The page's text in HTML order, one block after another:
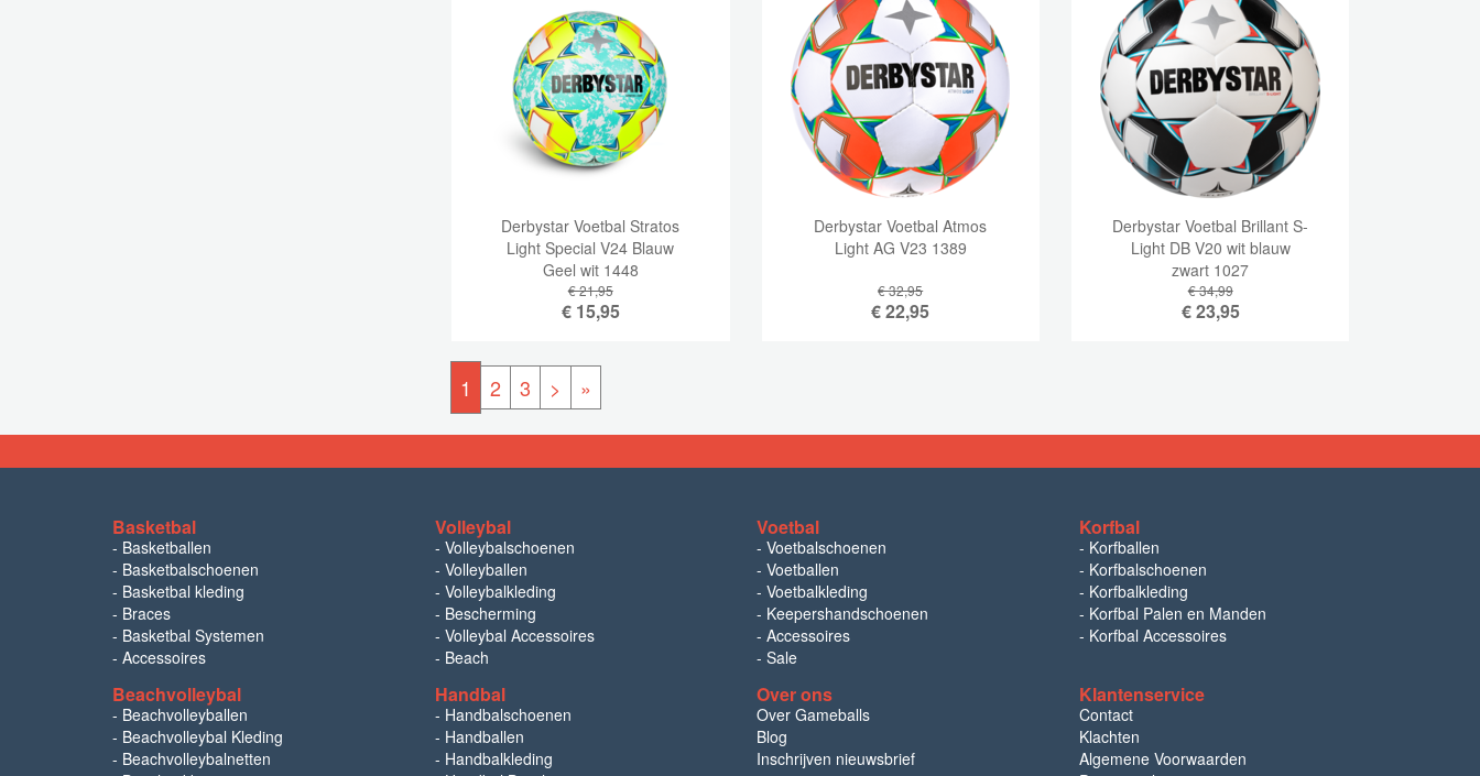
Derbystar Voetbal Stratos
Light Special V24 Blauw
Geel wit 1448
€ 21,95
€ 15,95
Derbystar Voetbal Atmos
Light AG V23 1389
€ 32,95
€22,95
Derbystar Voetbal Brillant S-
Light DB V20 wit blauw
zwart 1027
€ 34,99
€23,95
1 2 3 > »
Basketbal
- Basketballen
- Basketbalschoenen
- Basketbal kleding
- Braces
- Basketbal Systemen
- Accessoires
Volleybal
- Volleybalschoenen
- Volleyballen
- Volleybalkleding
- Bescherming
- Volleybal Accessoires
- Beach
Voetbal
- Voetbalschoenen
- Voetballen
- Voetbalkleding
- Keepershandschoenen
- Accessoires
- Sale
Korfbal
- Korfballen
- Korfbalschoenen
- Korfbalkleding
- Korfbal Palen en Manden
- Korfbal Accessoires
Beachvolleybal
- Beachvolleyballen
- Beachvolleybal Kleding
- Beachvolleybalnetten
Handbal
- Handbalschoenen
- Handballen
- Handbalkleding
Over ons
Over Gameballs
Blog
Inschrijven nieuwsbrief
Klantenservice
Contact
Klachten
Algemene Voorwaarden